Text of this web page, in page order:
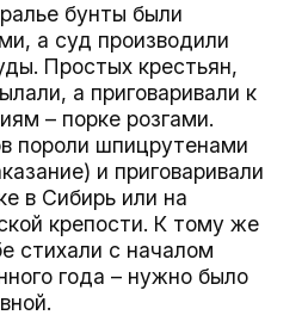
бунты были
а суд производили
Простых крестьян,
а приговаривали к
– порке розгами.
пороли шпицрутенами
и приговаривали
в Сибирь или на
крепости. К тому же
стихали с началом
года – нужно было